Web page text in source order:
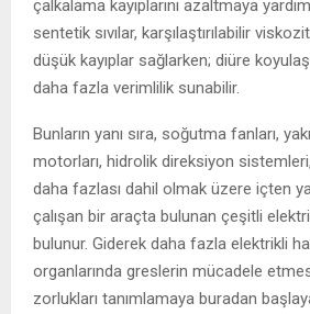
çalkalama kayıplarını azaltmaya
sentetik sıvılar, karşılaştırılabilir
düşük kayıplar sağlarken; diüre
daha fazla verimlilik sunabilir.
Bunların yanı sıra, soğutma fanları,
motorları, hidrolik direksiyon
daha fazlası dahil olmak üzere içten
çalışan bir araçta bulunan çeşitli
bulunur. Giderek daha fazla elektrikli
organlarında greslerin mücadele
zorlukları tanımlamaya buradan